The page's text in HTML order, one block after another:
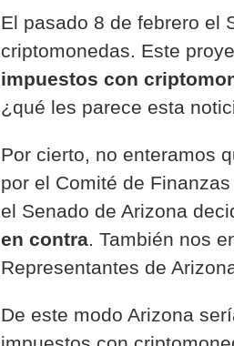
El pasado 8 de febrero el
criptomonedas. Este
impuestos con
¿qué les parece esta
Por cierto, no enteramos
por el Comité de
el Senado de Arizona
en contra. También nos
Representantes de
De este modo Arizona